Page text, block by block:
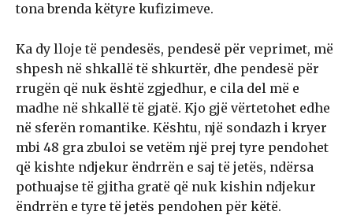
tona brenda këtyre kufizimeve.
Ka dy lloje të pendesës, pendesë për veprimet, më
shpesh në shkallë të shkurtër, dhe pendesë për
rrugën që nuk është zgjedhur, e cila del më e
madhe në shkallë të gjatë. Kjo gjë vërtetohet edhe
në sferën romantike. Kështu, një sondazh i kryer
mbi 48 gra zbuloi se vetëm një prej tyre pendohet
që kishte ndjekur ëndrrën e saj të jetës, ndërsa
pothuajse të gjitha gratë që nuk kishin ndjekur
ëndrrën e tyre të jetës pendohen për këtë.